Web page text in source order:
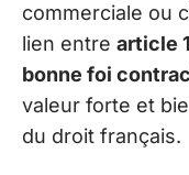
commerciale ou
lien entre article
bonne foi
valeur forte et
du droit français.